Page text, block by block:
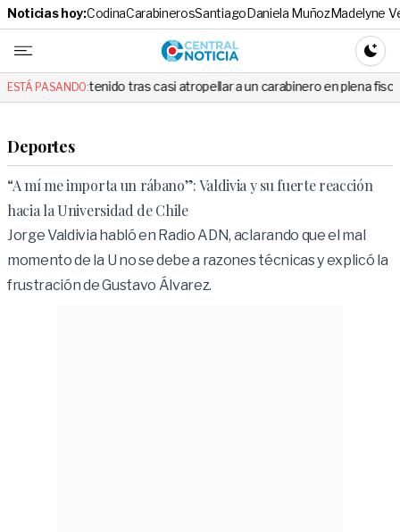
Noticias hoy:CodinaCarabinerosSantiagoDaniela MuñozMadelyne
Central
ESTÁ PASANDO:
tras casi atropellar a un carabinero en plena fiscalización
Deportes
“A mí me importa un rábano”: Valdivia y su fuerte reacción
hacia la Universidad de Chile
Jorge Valdivia habló en Radio ADN, aclarando que el mal
momento de la U no se debe a razones técnicas y explicó la
frustración de Gustavo Álvarez.